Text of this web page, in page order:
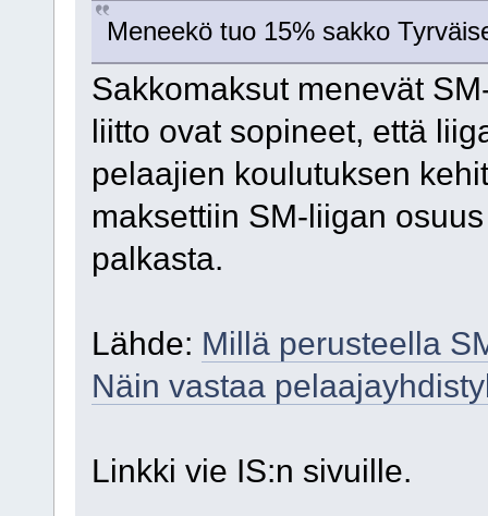
Meneekö tuo 15% sakko
Sakkomaksut menevät
liitto ovat sopineet, että
pelaajien koulutuksen
maksettiin SM-liigan
palkasta.
Lähde: Millä perusteella
Näin vastaa
Linkki vie IS:n sivuille.